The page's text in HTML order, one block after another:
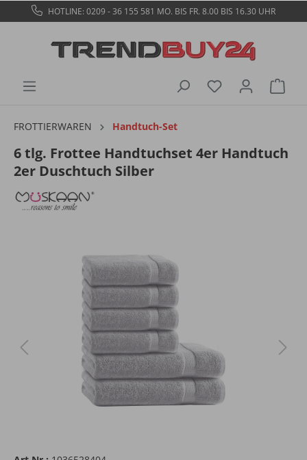
HOTLINE: 0209 - 36 155 581 MO. BIS FR. 8.00 BIS 16.30 UHR
FROTTIERWAREN Handtuch-Set
6 tlg. Frottee Handtuchset 4er Handtuch
2er Duschtuch Silber